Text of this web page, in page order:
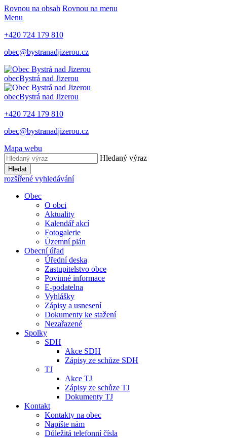
Rovnou na obsah Rovnou na menu
Menu
+420 724 179 810
obec@bystranadjizerou.cz
obecBystrá nad Jizerou
obecBystrá nad Jizerou
+420 724 179 810
obec@bystranadjizerou.cz
Mapa webu
Hledaný výraz
Hledat
rozšířené vyhledávání
Obec
O obci
Aktuality
Kalendář akcí
Fotogalerie
Územní plán
Obecní úřad
Úřední deska
Zastupitelstvo obce
Povinné informace
E-podatelna
Vyhlášky
Zápisy a usnesení
Dokumenty ke stažení
Nezařazené
Spolky
SDH
Akce SDH
Zápisy ze schůze SDH
TJ
Akce TJ
Zápisy ze schůze TJ
Dokumenty TJ
Kontakt
Kontakty na obec
Napište nám
Důležitá telefonní čísla